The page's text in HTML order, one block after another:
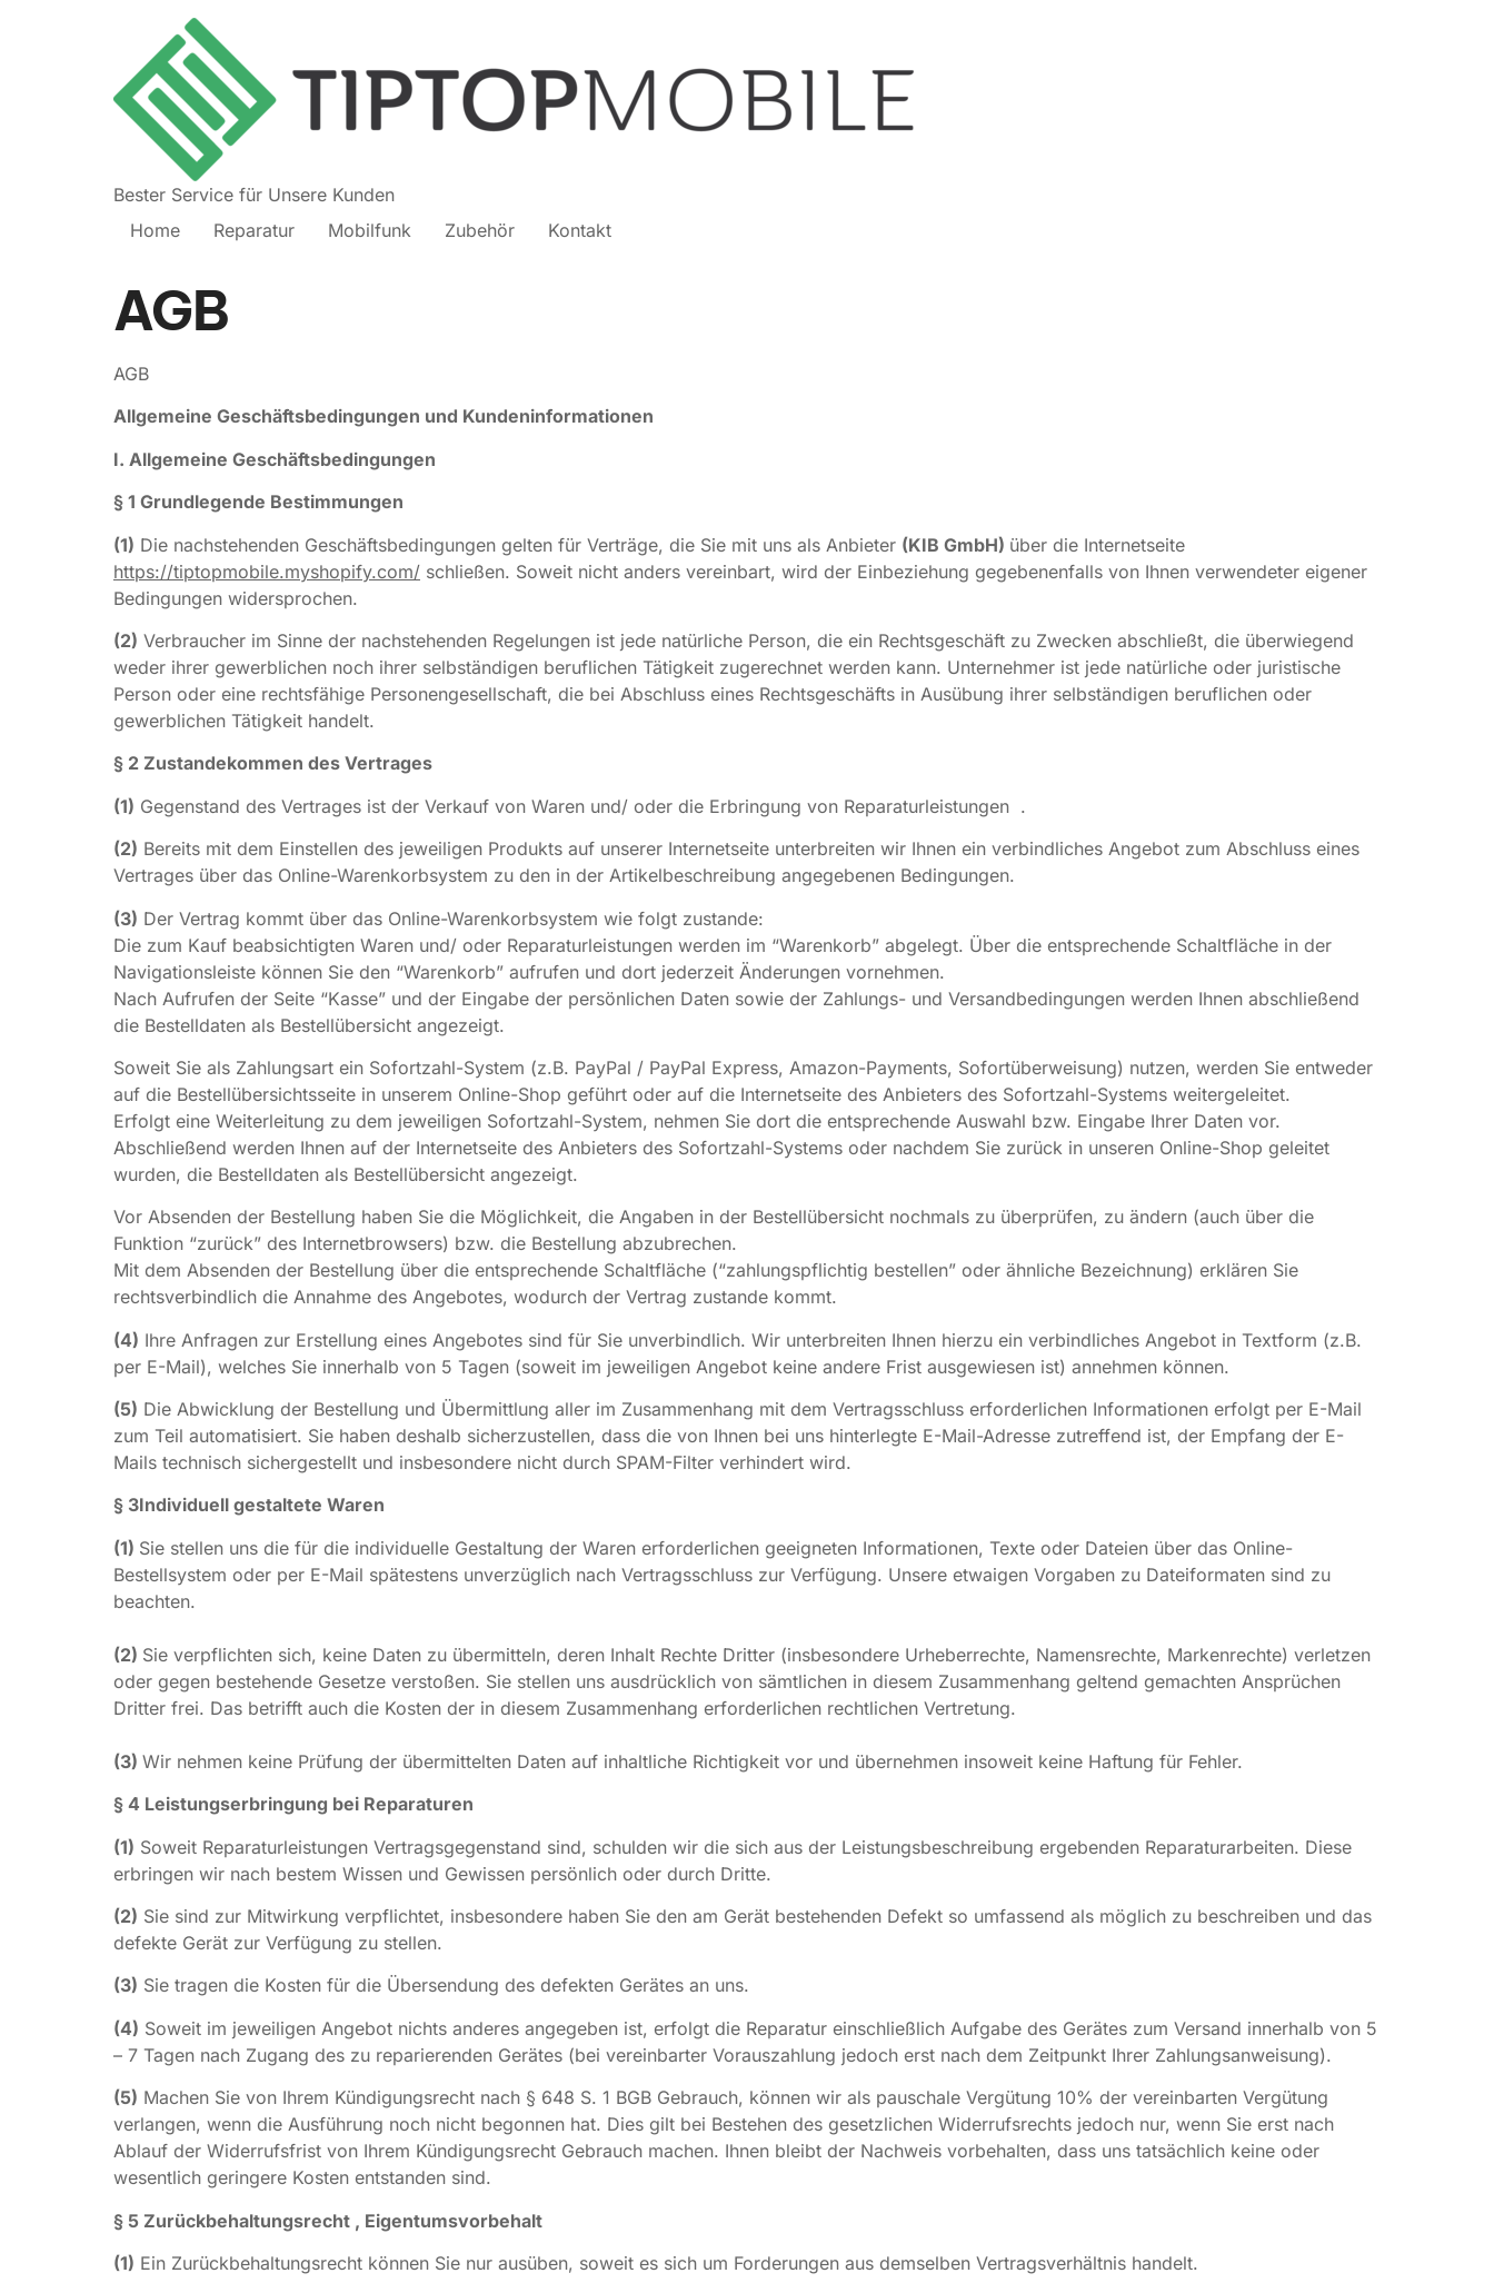
Bester Service für Unsere Kunden
Home
Reparatur Mobilfunk Zubehör Kontakt
AGB
AGB
Allgemeine Geschäftsbedingungen und Kundeninformationen
I. Allgemeine Geschäftsbedingungen
§ 1 Grundlegende Bestimmungen
(1) Die nachstehenden Geschäftsbedingungen gelten für Verträge, die Sie mit uns als Anbieter (KIB GmbH) über die Internetseite
https://tiptopmobile.myshopify.com/ schließen. Soweit nicht anders vereinbart, wird der Einbeziehung gegebenenfalls von Ihnen verwendeter eigener
Bedingungen widersprochen.
(2) Verbraucher im Sinne der nachstehenden Regelungen ist jede natürliche Person, die ein Rechtsgeschäft zu Zwecken abschließt, die überwiegend
weder ihrer gewerblichen noch ihrer selbständigen beruflichen Tätigkeit zugerechnet werden kann. Unternehmer ist jede natürliche oder juristische
Person oder eine rechtsfähige Personengesellschaft, die bei Abschluss eines Rechtsgeschäfts in Ausübung ihrer selbständigen beruflichen oder
gewerblichen Tätigkeit handelt.
§ 2 Zustandekommen des Vertrages
(1) Gegenstand des Vertrages ist der Verkauf von Waren und/ oder die Erbringung von Reparaturleistungen .
(2) Bereits mit dem Einstellen des jeweiligen Produkts auf unserer Internetseite unterbreiten wir Ihnen ein verbindliches Angebot zum Abschluss eines
Vertrages über das Online-Warenkorbsystem zu den in der Artikelbeschreibung angegebenen Bedingungen.
(3) Der Vertrag kommt über das Online-Warenkorbsystem wie folgt zustande:
Die zum Kauf beabsichtigten Waren und/ oder Reparaturleistungen werden im “Warenkorb” abgelegt. Über die entsprechende Schaltfläche in der
Navigationsleiste können Sie den “Warenkorb” aufrufen und dort jederzeit Änderungen vornehmen.
Nach Aufrufen der Seite “Kasse” und der Eingabe der persönlichen Daten sowie der Zahlungs- und Versandbedingungen werden Ihnen abschließend
die Bestelldaten als Bestellübersicht angezeigt.
Soweit Sie als Zahlungsart ein Sofortzahl-System (z.B. PayPal / PayPal Express, Amazon-Payments, Sofortüberweisung) nutzen, werden Sie entweder
auf die Bestellübersichtsseite in unserem Online-Shop geführt oder auf die Internetseite des Anbieters des Sofortzahl-Systems weitergeleitet.
Erfolgt eine Weiterleitung zu dem jeweiligen Sofortzahl-System, nehmen Sie dort die entsprechende Auswahl bzw. Eingabe Ihrer Daten vor.
Abschließend werden Ihnen auf der Internetseite des Anbieters des Sofortzahl-Systems oder nachdem Sie zurück in unseren Online-Shop geleitet
wurden, die Bestelldaten als Bestellübersicht angezeigt.
Vor Absenden der Bestellung haben Sie die Möglichkeit, die Angaben in der Bestellübersicht nochmals zu überprüfen, zu ändern (auch über die
Funktion “zurück” des Internetbrowsers) bzw. die Bestellung abzubrechen.
Mit dem Absenden der Bestellung über die entsprechende Schaltfläche (“zahlungspflichtig bestellen” oder ähnliche Bezeichnung) erklären Sie
rechtsverbindlich die Annahme des Angebotes, wodurch der Vertrag zustande kommt.
(4) Ihre Anfragen zur Erstellung eines Angebotes sind für Sie unverbindlich. Wir unterbreiten Ihnen hierzu ein verbindliches Angebot in Textform (z.B.
per E-Mail), welches Sie innerhalb von 5 Tagen (soweit im jeweiligen Angebot keine andere Frist ausgewiesen ist) annehmen können.
(5) Die Abwicklung der Bestellung und Übermittlung aller im Zusammenhang mit dem Vertragsschluss erforderlichen Informationen erfolgt per E-Mail
zum Teil automatisiert. Sie haben deshalb sicherzustellen, dass die von Ihnen bei uns hinterlegte E-Mail-Adresse zutreffend ist, der Empfang der E-
Mails technisch sichergestellt und insbesondere nicht durch SPAM-Filter verhindert wird.
§ 3Individuell gestaltete Waren
(1) Sie stellen uns die für die individuelle Gestaltung der Waren erforderlichen geeigneten Informationen, Texte oder Dateien über das Online-
Bestellsystem oder per E-Mail spätestens unverzüglich nach Vertragsschluss zur Verfügung. Unsere etwaigen Vorgaben zu Dateiformaten sind zu
beachten.
(2) Sie verpflichten sich, keine Daten zu übermitteln, deren Inhalt Rechte Dritter (insbesondere Urheberrechte, Namensrechte, Markenrechte) verletzen
oder gegen bestehende Gesetze verstoßen. Sie stellen uns ausdrücklich von sämtlichen in diesem Zusammenhang geltend gemachten Ansprüchen
Dritter frei. Das betrifft auch die Kosten der in diesem Zusammenhang erforderlichen rechtlichen Vertretung.
(3) Wir nehmen keine Prüfung der übermittelten Daten auf inhaltliche Richtigkeit vor und übernehmen insoweit keine Haftung für Fehler.
§ 4 Leistungserbringung bei Reparaturen
(1) Soweit Reparaturleistungen Vertragsgegenstand sind, schulden wir die sich aus der Leistungsbeschreibung ergebenden Reparaturarbeiten. Diese
erbringen wir nach bestem Wissen und Gewissen persönlich oder durch Dritte.
(2) Sie sind zur Mitwirkung verpflichtet, insbesondere haben Sie den am Gerät bestehenden Defekt so umfassend als möglich zu beschreiben und das
defekte Gerät zur Verfügung zu stellen.
(3) Sie tragen die Kosten für die Übersendung des defekten Gerätes an uns.
(4) Soweit im jeweiligen Angebot nichts anderes angegeben ist, erfolgt die Reparatur einschließlich Aufgabe des Gerätes zum Versand innerhalb von 5
– 7 Tagen nach Zugang des zu reparierenden Gerätes (bei vereinbarter Vorauszahlung jedoch erst nach dem Zeitpunkt Ihrer Zahlungsanweisung).
(5) Machen Sie von Ihrem Kündigungsrecht nach § 648 S. 1 BGB Gebrauch, können wir als pauschale Vergütung 10% der vereinbarten Vergütung
verlangen, wenn die Ausführung noch nicht begonnen hat. Dies gilt bei Bestehen des gesetzlichen Widerrufsrechts jedoch nur, wenn Sie erst nach
Ablauf der Widerrufsfrist von Ihrem Kündigungsrecht Gebrauch machen. Ihnen bleibt der Nachweis vorbehalten, dass uns tatsächlich keine oder
wesentlich geringere Kosten entstanden sind.
§ 5 Zurückbehaltungsrecht , Eigentumsvorbehalt
(1) Ein Zurückbehaltungsrecht können Sie nur ausüben, soweit es sich um Forderungen aus demselben Vertragsverhältnis handelt.